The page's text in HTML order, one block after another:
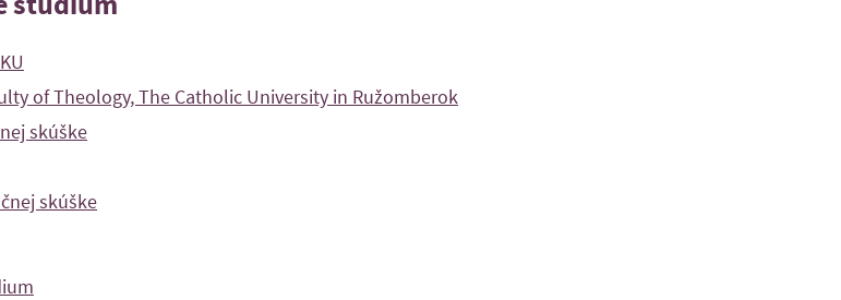
of Theology, The Catholic University in Ružomberok
skúške
skúške